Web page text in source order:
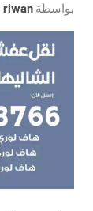
بواسطة riwan